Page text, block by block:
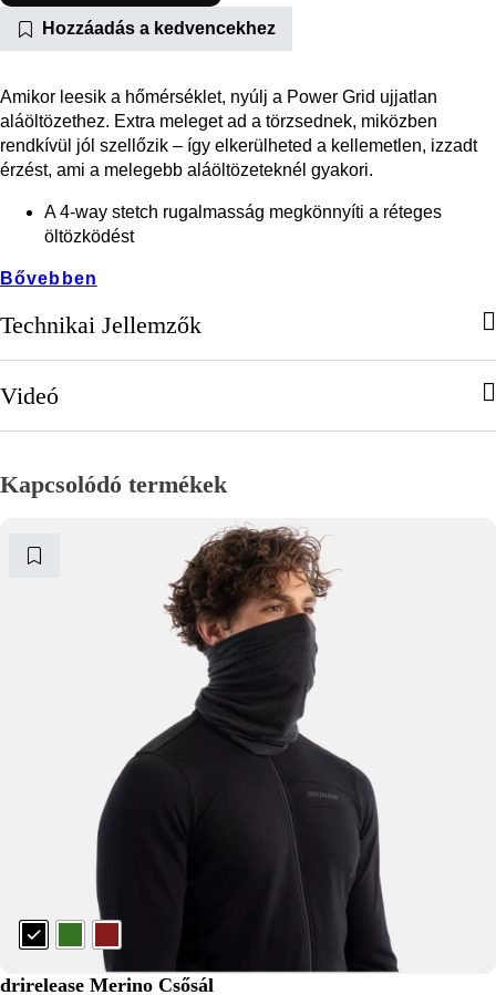
Hozzáadás a kedvencekhez
Amikor leesik a hőmérséklet, nyúlj a Power Grid ujjatlan
aláöltözethez. Extra meleget ad a törzsednek, miközben
rendkívül jól szellőzik – így elkerülheted a kellemetlen, izzadt
érzést, ami a melegebb aláöltözeteknél gyakori.
A 4-way stetch rugalmasság megkönnyíti a réteges
öltözködést
Bővebben
Technikai Jellemzők
Videó
Kapcsolódó termékek
drirelease Merino Csősál